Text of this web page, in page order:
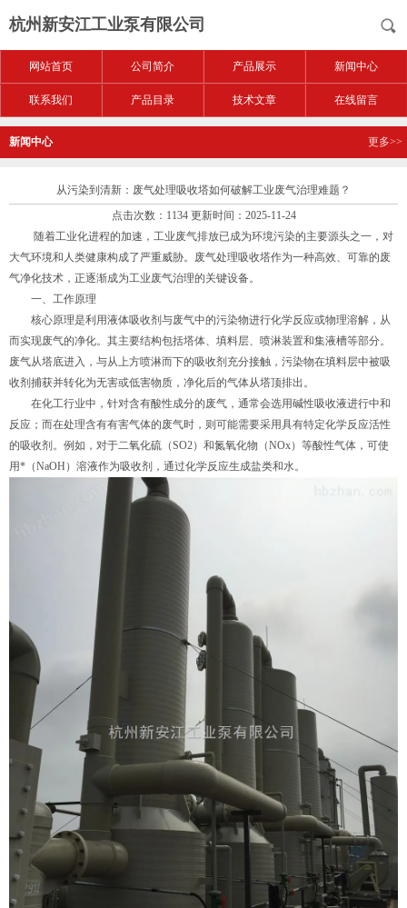
杭州新安江工业泵有限公司
网站首页 公司简介 产品展示 新闻中心
联系我们 产品目录 技术文章 在线留言
新闻中心 更多>>
从污染到清新：废气处理吸收塔如何破解工业废气治理难题？
点击次数：1134 更新时间：2025-11-24
随着工业化进程的加速，工业废气排放已成为环境污染的主要源头之一，对
大气环境和人类健康构成了严重威胁。废气处理吸收塔作为一种高效、可靠的废
气净化技术，正逐渐成为工业废气治理的关键设备。
一、工作原理
核心原理是利用液体吸收剂与废气中的污染物进行化学反应或物理溶解，从
而实现废气的净化。其主要结构包括塔体、填料层、喷淋装置和集液槽等部分。
废气从塔底进入，与从上方喷淋而下的吸收剂充分接触，污染物在填料层中被吸
收剂捕获并转化为无害或低害物质，净化后的气体从塔顶排出。
在化工行业中，针对含有酸性成分的废气，通常会选用碱性吸收液进行中和
反应；而在处理含有有害气体的废气时，则可能需要采用具有特定化学反应活性
的吸收剂。例如，对于二氧化硫（SO2）和氮氧化物（NOx）等酸性气体，可使
用*（NaOH）溶液作为吸收剂，通过化学反应生成盐类和水。